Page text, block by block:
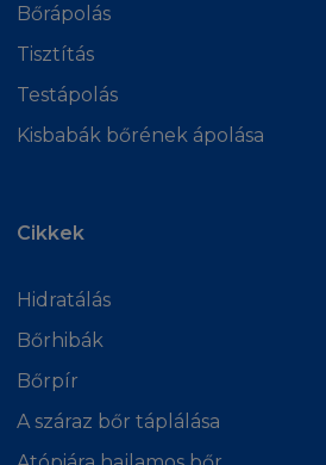
Bőrápolás
Tisztítás
Testápolás
Kisbabák bőrének ápolása
Cikkek
Hidratálás
Bőrhibák
Bőrpír
A száraz bőr táplálása
biztosítékot arra, hogy a
hozzáférés permanens vagy
JOGFELADÁS
bármely más kötelezettség
gyakorlásának részleges vagy
elmulasztása nem jelenti az
való lemondást.
HATÁSKÖR ÉS